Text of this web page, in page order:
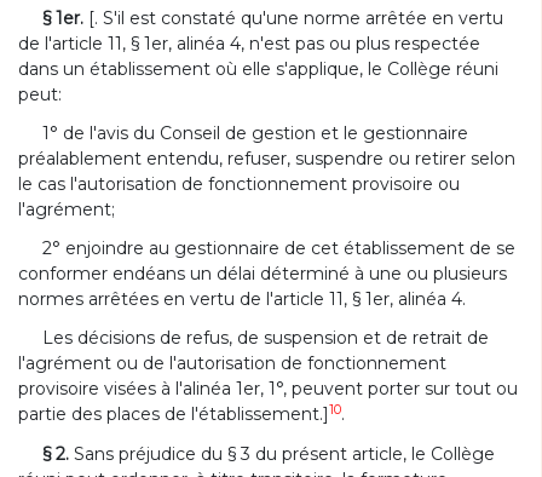
§ 1er. [. S'il est constaté qu'une norme arrêtée en vertu
de l'article 11, § 1er, alinéa 4, n'est pas ou plus respectée
dans un établissement où elle s'applique, le Collège réuni
peut:
1° de l'avis du Conseil de gestion et le gestionnaire
préalablement entendu, refuser, suspendre ou retirer selon
le cas l'autorisation de fonctionnement provisoire ou
l'agrément;
2° enjoindre au gestionnaire de cet établissement de se
conformer endéans un délai déterminé à une ou plusieurs
normes arrêtées en vertu de l'article 11, § 1er, alinéa 4.
Les décisions de refus, de suspension et de retrait de
l'agrément ou de l'autorisation de fonctionnement
provisoire visées à l'alinéa 1er, 1°, peuvent porter sur tout ou
partie des places de l'établissement.] 10.
§ 2. Sans préjudice du § 3 du présent article, le Collège